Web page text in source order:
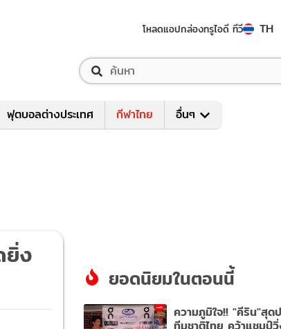
โหลดแอปกล่องทรูไอดี ทีวี TH
ฟุตบอลต่างประเทศ กีฬาไทย อื่นๆ
ยิ่ง
ยอดนิยมในตอนนี้
ความภูมิใจ!! "คีริน"สุด